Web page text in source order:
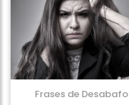
Frases de Desabafo